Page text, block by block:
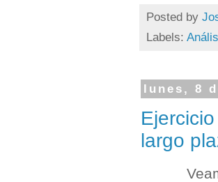
Posted by
Labels:
lunes, 8
largo